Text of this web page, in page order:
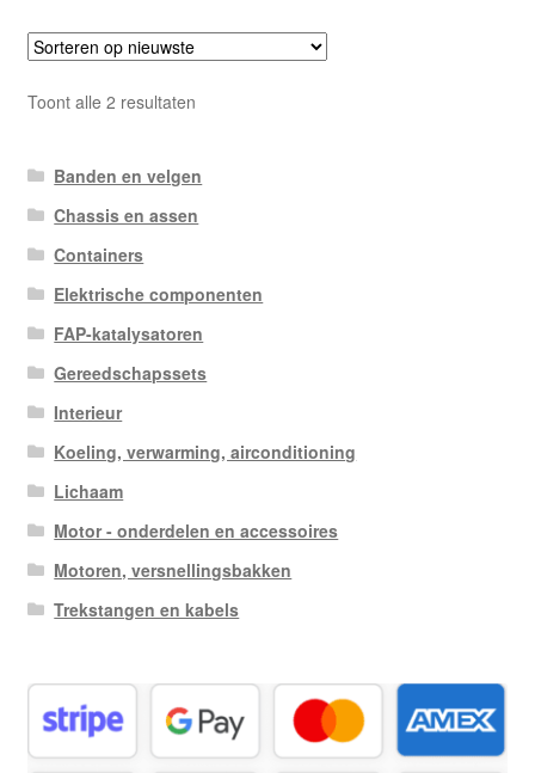
Toont alle 2 resultatenGesorteerd
Banden en velgen
Chassis en assen
Containers
Elektrische componenten
FAP-katalysatoren
Gereedschapssets
Interieur
Koeling, verwarming, airconditioning
Lichaam
Motor - onderdelen en accessoires
Motoren, versnellingsbakken
Trekstangen en kabels